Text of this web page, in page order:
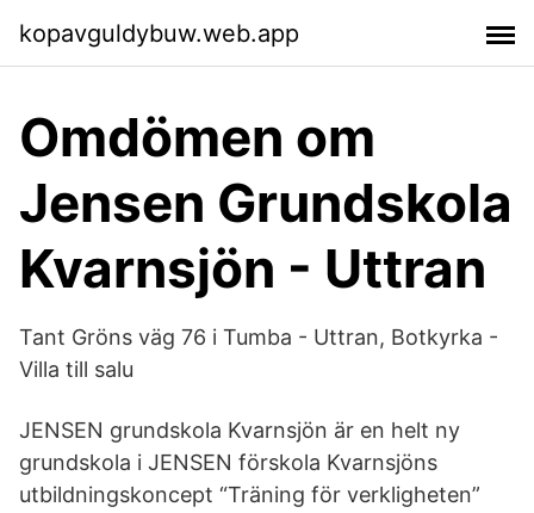
kopavguldybuw.web.app
Omdömen om
Jensen Grundskola
Kvarnsjön - Uttran
Tant Gröns väg 76 i Tumba - Uttran, Botkyrka -
Villa till salu
JENSEN grundskola Kvarnsjön är en helt ny
grundskola i JENSEN förskola Kvarnsjöns
utbildningskoncept “Träning för verkligheten”